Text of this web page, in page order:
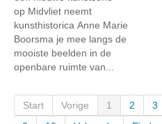
op Midvliet neemt
kunsthistorica Anne Marie
Boorsma je mee langs de
mooiste beelden in de
openbare ruimte van...
Start Vorige 1 2 3